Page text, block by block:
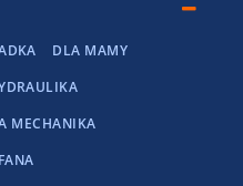
DLA MAMY
MECHANIKA